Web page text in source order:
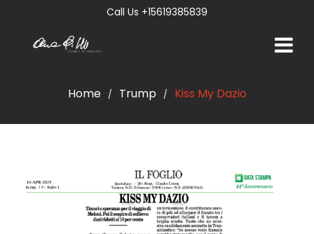
Call Us +15619385839
Home / Trump / Kiss My Dazio